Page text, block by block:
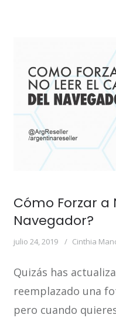
Cómo Forzar a
Navegador?
julio 24, 2019 Cinthia
Quizás has
reemplazado una
pero cuando